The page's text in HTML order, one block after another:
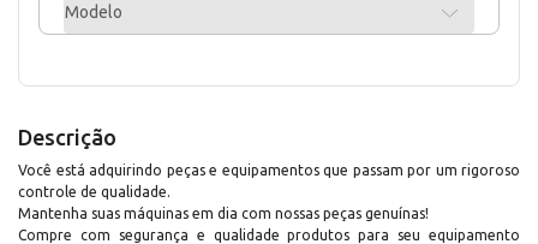
Modelo
Descrição
Você está adquirindo peças e equipamentos que passam por um rigoroso
controle de qualidade.
Mantenha suas máquinas em dia com nossas peças genuínas!
Compre com segurança e qualidade produtos para seu equipamento